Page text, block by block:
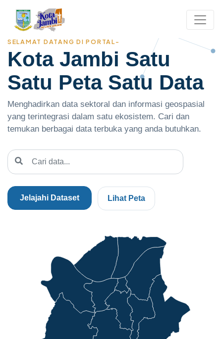
SELAMAT DATANG DI PORTAL-
Kota Jambi Satu
Satu Peta Satu Data
Menghadirkan data sektoral dan informasi geospasial
yang terintegrasi dalam satu ekosistem. Cari dan
temukan berbagai data terbuka yang anda butuhkan.
Jelajahi Dataset Lihat Peta